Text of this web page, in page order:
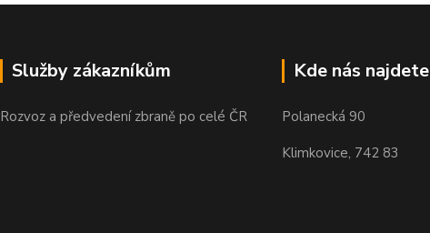
Služby zákazníkům
Rozvoz a předvedení zbraně po celé ČR
Kde nás najdete
Polanecká 90
Klimkovice, 742 83